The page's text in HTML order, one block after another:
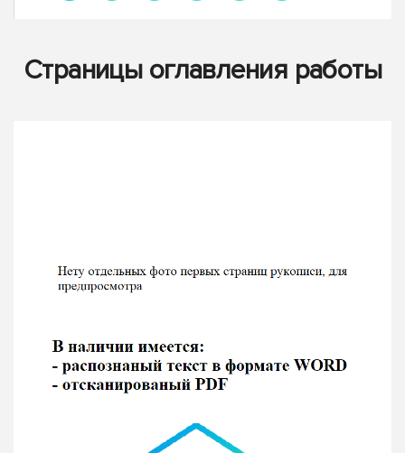
Страницы оглавления работы